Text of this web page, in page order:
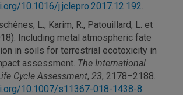
10.1016/j.jclepro.2017.12.192.
L., Karim, R., Patouillard, L. et
Including metal atmospheric fate
in soils for terrestrial ecotoxicity in
assessment. The International
Cycle Assessment, 23, 2178–2188.
10.1007/s11367-018-1438-8.